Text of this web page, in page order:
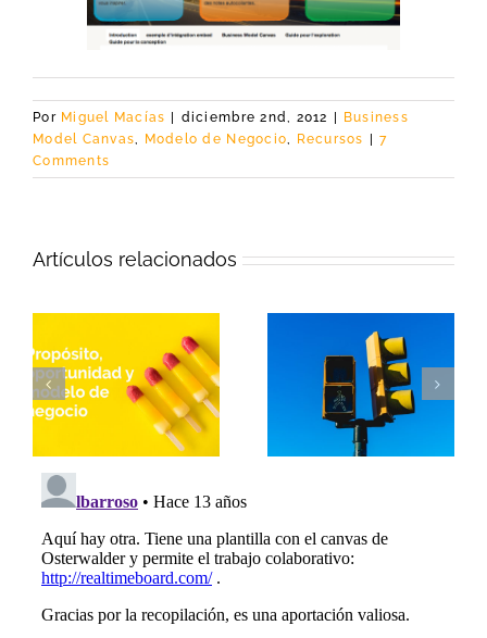
Por Miguel Macías diciembre 2nd, 2012
Business
Model Canvas, Modelo de Negocio, Recursos
7
Comments
Artículos relacionados
Empieza tu
modelo de
negocio por el para
qué, el propósito
EDV©, nueva
versión de una
hoja de ruta para